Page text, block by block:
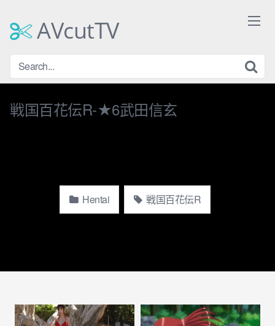
contentAVcutTV
戦国百花伝R-★6武田信玄
Hentai 戦国百花伝R